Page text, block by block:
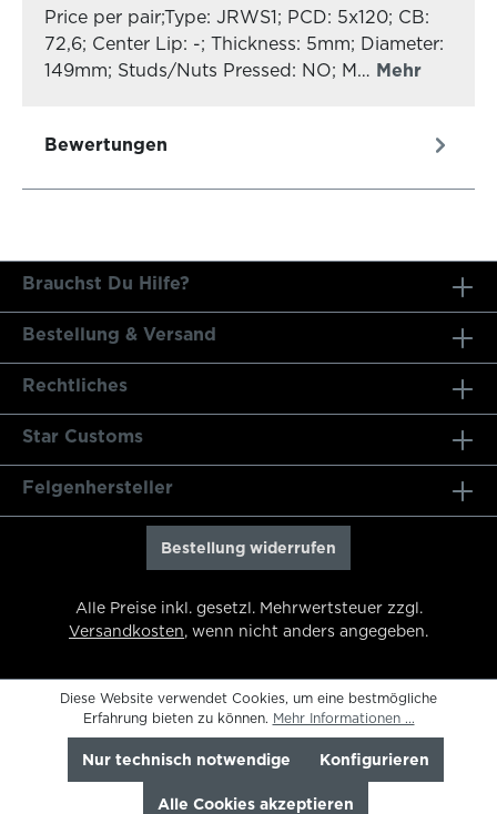
Price per pair;Type: JRWS1; PCD: 5x120; CB:
72,6; Center Lip: -; Thickness: 5mm; Diameter:
149mm; Studs/Nuts Pressed: NO; M… Mehr
Bewertungen
Brauchst Du Hilfe?
Bestellung & Versand
Rechtliches
Star Customs
Felgenhersteller
Bestellung widerrufen
Alle Preise inkl. gesetzl. Mehrwertsteuer zzgl.
Versandkosten, wenn nicht anders angegeben.
Diese Website verwendet Cookies, um eine bestmögliche
Erfahrung bieten zu können. Mehr Informationen ...
Nur technisch notwendige Konfigurieren
Alle Cookies akzeptieren